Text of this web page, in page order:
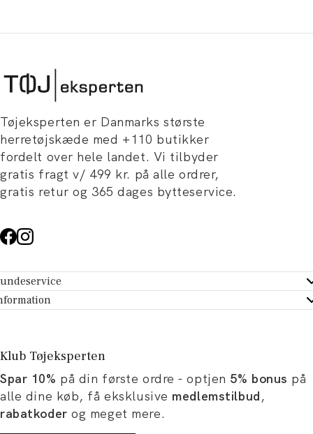
Tøjeksperten er Danmarks største
herretøjskæde med +110 butikker
fordelt over hele landet. Vi tilbyder
gratis fragt v/ 499 kr. på alle ordrer,
gratis retur og 365 dages bytteservice.
- Hjælpecenter
dit køb
Tøjeksperten
og artikler
og karriere
Klub Tøjeksperten
Spar 10% på din første ordre - optjen 5% bonus på
alle dine køb, få eksklusive medlemstilbud,
rabatkoder og meget mere.